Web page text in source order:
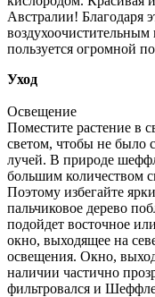
Австралии! Благодаря
пользуется огромной
Уход
Освещение
Поместите растение в
светом, чтобы не было
лучей. В природе
большим количеством
Поэтому избегайте
пальчиковое дерево
подойдет восточное
окно, выходящее на
освещения. Окно,
наличии частично
фильтровался и